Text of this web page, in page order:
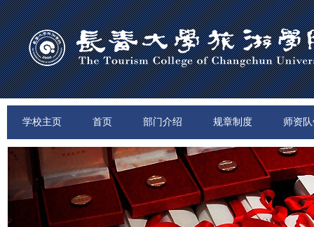
学校主页 首页 部门介绍 规章制度 师资